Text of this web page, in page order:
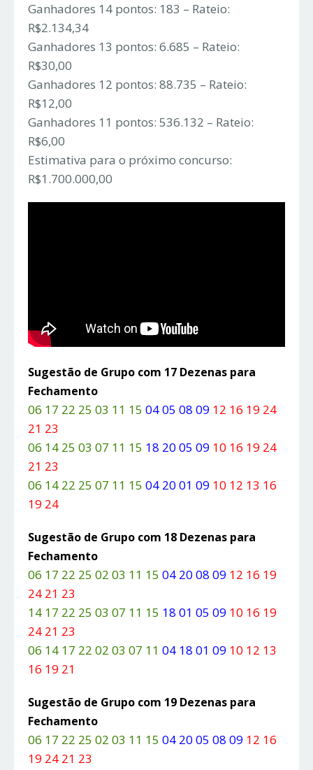
Ganhadores 14 pontos: 183 – Rateio:
R$2.134,34
Ganhadores 13 pontos: 6.685 – Rateio:
R$30,00
Ganhadores 12 pontos: 88.735 – Rateio:
R$12,00
Ganhadores 11 pontos: 536.132 – Rateio:
R$6,00
Estimativa para o próximo concurso:
R$1.700.000,00
Sugestão de Grupo com 17 Dezenas para
Fechamento
06 17 22 25 03 11 15 04 05 08 09 12 16 19 24
21 23
06 14 25 03 07 11 15 18 20 05 09 10 16 19 24
21 23
06 14 22 25 07 11 15 04 20 01 09 10 12 13 16
19 24
Sugestão de Grupo com 18 Dezenas para
Fechamento
06 17 22 25 02 03 11 15 04 20 08 09 12 16 19
24 21 23
14 17 22 25 03 07 11 15 18 01 05 09 10 16 19
24 21 23
06 14 17 22 02 03 07 11 04 18 01 09 10 12 13
16 19 21
Sugestão de Grupo com 19 Dezenas para
Fechamento
06 17 22 25 02 03 11 15 04 20 05 08 09 12 16
19 24 21 23